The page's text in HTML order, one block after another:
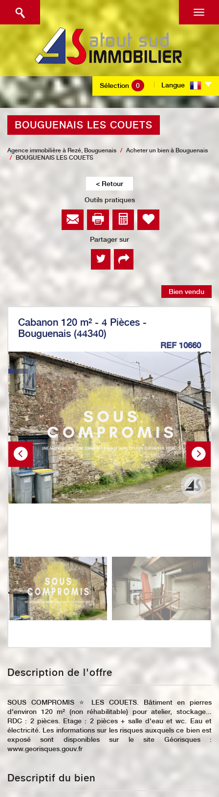
Sélection 0 Langue
BOUGUENAIS LES COUETS
Agence immobilière à Rezé, Bouguenais
Acheter un bien à Bouguenais
BOUGUENAIS LES COUETS
< Retour
Outils pratiques
Partager sur
Bien vendu
Cabanon 120 m² - 4 Pièces -
Bouguenais (44340)
REF 10660
Description de l'offre
SOUS COMPROMIS ⭐️ LES COUETS. Bâtiment en pierres
d'environ 120 m² (non réhabilitable) pour atelier, stockage...
RDC : 2 pièces. Etage : 2 pièces + salle d'eau et wc. Eau et
électricité. Les informations sur les risques auxquels ce bien est
exposé sont disponibles sur le site Géorisques :
www.georisques.gouv.fr
Descriptif du bien